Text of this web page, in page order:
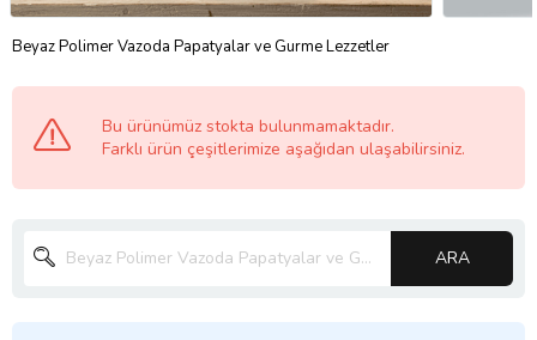
Beyaz Polimer Vazoda Papatyalar ve Gurme Lezzetler
Bu ürünümüz stokta bulunmamaktadır.
Farklı ürün çeşitlerimize aşağıdan ulaşabilirsiniz.
ARA